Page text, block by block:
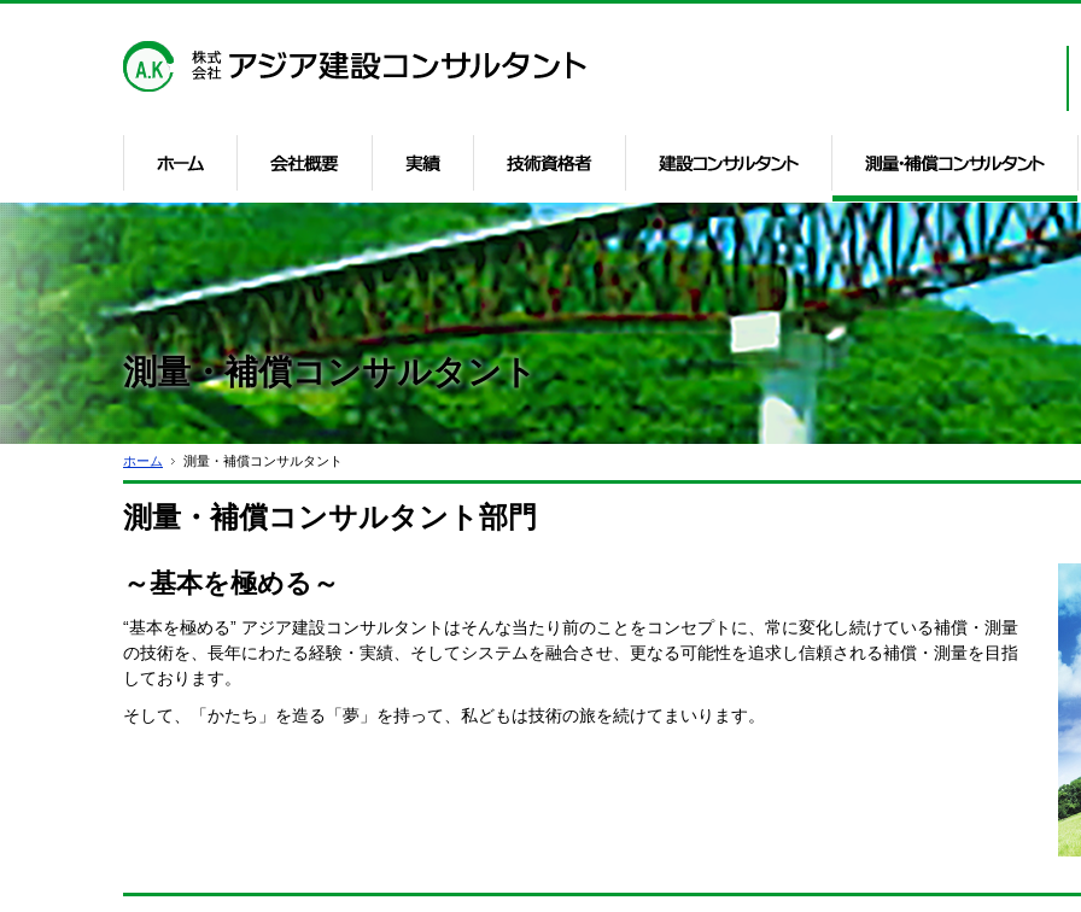
ホーム 会社概要実績 技術資格者
測量・補償コンサルタント
ホーム 測量・補償コンサルタント
測量・補償コンサルタント部門
～基本を極める～
“基本を極める” アジア建設コンサルタントはそんな当たり前のことをコンセプトに、常に変化し続けている補償・測量
の技術を、長年にわたる経験・実績、そしてシステムを融合させ、更なる可能性を追求し信頼される補償・測量を目指
しております。
そして、「かたち」を造る「夢」を持って、私どもは技術の旅を続けてまいります。